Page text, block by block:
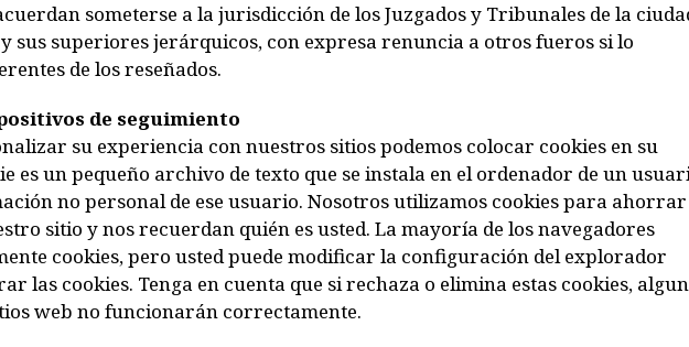
someterse a la jurisdicción de los Juzgados y Tribunales de la
y sus superiores jerárquicos, con expresa renuncia a otros fueros si lo
de los reseñados.
de seguimiento
su experiencia con nuestros sitios podemos colocar cookies en su
es un pequeño archivo de texto que se instala en el ordenador de un
no personal de ese usuario. Nosotros utilizamos cookies para ahorrar
sitio y nos recuerdan quién es usted. La mayoría de los navegadores
cookies, pero usted puede modificar la configuración del explorador
las cookies. Tenga en cuenta que si rechaza o elimina estas cookies,
web no funcionarán correctamente.